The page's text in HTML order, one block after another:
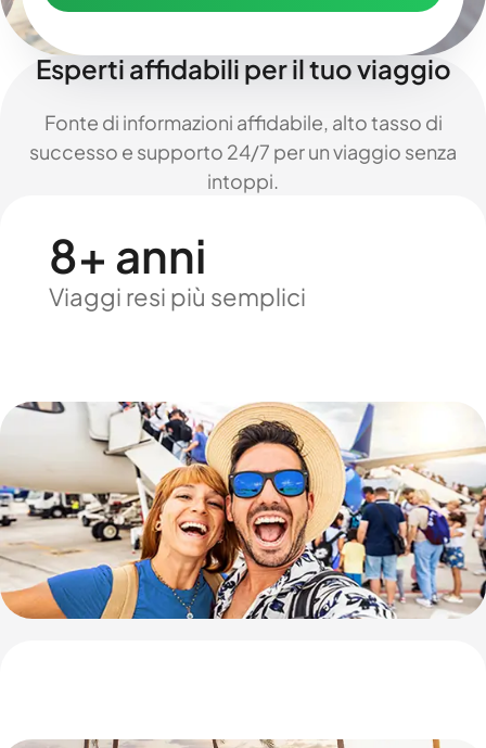
Esperti affidabili per il tuo viaggio
Fonte di informazioni affidabile, alto tasso di
successo e supporto 24/7 per un viaggio senza
intoppi.
8+ anni
Viaggi resi più semplici